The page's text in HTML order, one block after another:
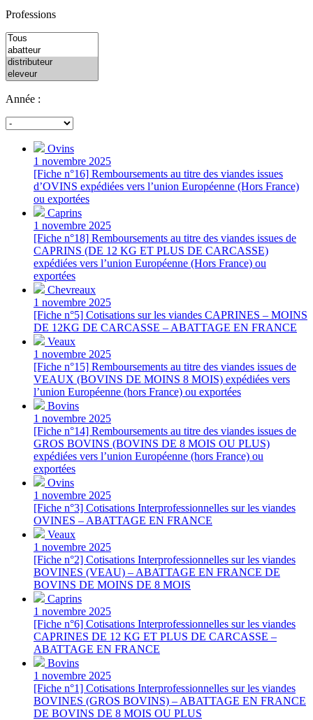
Professions
Année :
Ovins
1 novembre 2025
[Fiche n°16] Remboursements au titre des viandes issues
d’OVINS expédiées vers l’union Européenne (Hors France)
ou exportées
Caprins
1 novembre 2025
[Fiche n°18] Remboursements au titre des viandes issues de
CAPRINS (DE 12 KG ET PLUS DE CARCASSE)
expédiées vers l’union Européenne (Hors France) ou
exportées
Chevreaux
1 novembre 2025
[Fiche n°5] Cotisations sur les viandes CAPRINES – MOINS
DE 12KG DE CARCASSE – ABATTAGE EN FRANCE
Veaux
1 novembre 2025
[Fiche n°15] Remboursements au titre des viandes issues de
VEAUX (BOVINS DE MOINS 8 MOIS) expédiées vers
l’union Européenne (hors France) ou exportées
Bovins
1 novembre 2025
[Fiche n°14] Remboursements au titre des viandes issues de
GROS BOVINS (BOVINS DE 8 MOIS OU PLUS)
expédiées vers l’union Européenne (hors France) ou
exportées
Ovins
1 novembre 2025
[Fiche n°3] Cotisations Interprofessionnelles sur les viandes
OVINES – ABATTAGE EN FRANCE
Veaux
1 novembre 2025
[Fiche n°2] Cotisations Interprofessionnelles sur les viandes
BOVINES (VEAU) – ABATTAGE EN FRANCE DE
BOVINS DE MOINS DE 8 MOIS
Caprins
1 novembre 2025
[Fiche n°6] Cotisations Interprofessionnelles sur les viandes
CAPRINES DE 12 KG ET PLUS DE CARCASSE –
ABATTAGE EN FRANCE
Bovins
1 novembre 2025
[Fiche n°1] Cotisations Interprofessionnelles sur les viandes
BOVINES (GROS BOVINS) – ABATTAGE EN FRANCE
DE BOVINS DE 8 MOIS OU PLUS